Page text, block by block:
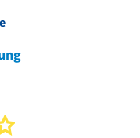
4 von 5 Sternen